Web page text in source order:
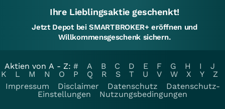
Ihre Lieblingsaktie geschenkt!
Jetzt Depot bei SMARTBROKER+ eröffnen und
Willkommensgeschenk sichern.
Aktien von A - Z: # A B C D E F G H I
J
K
L M N O P Q R S T U V W X Y
Z
Impressum
Disclaimer Datenschutz
Datenschutz-
Einstellungen
Nutzungsbedingungen